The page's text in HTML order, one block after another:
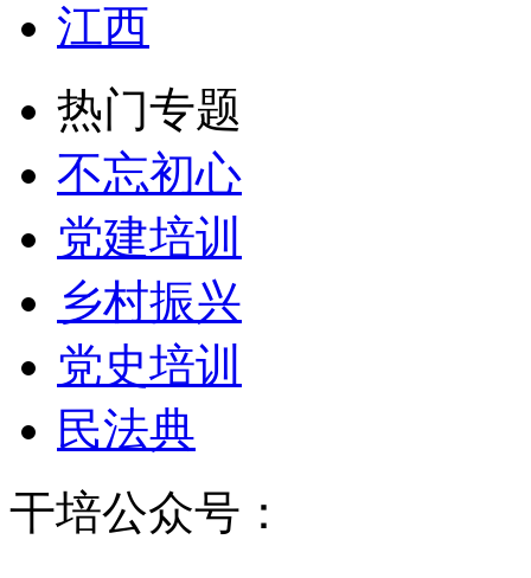
江西
热门专题
不忘初心
党建培训
乡村振兴
党史培训
民法典
干培公众号：